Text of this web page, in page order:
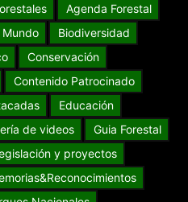
Agenda Forestal
Biodiversidad
Conservación
Contenido Patrocinado
Educación
de videos
Guia Forestal
y proyectos